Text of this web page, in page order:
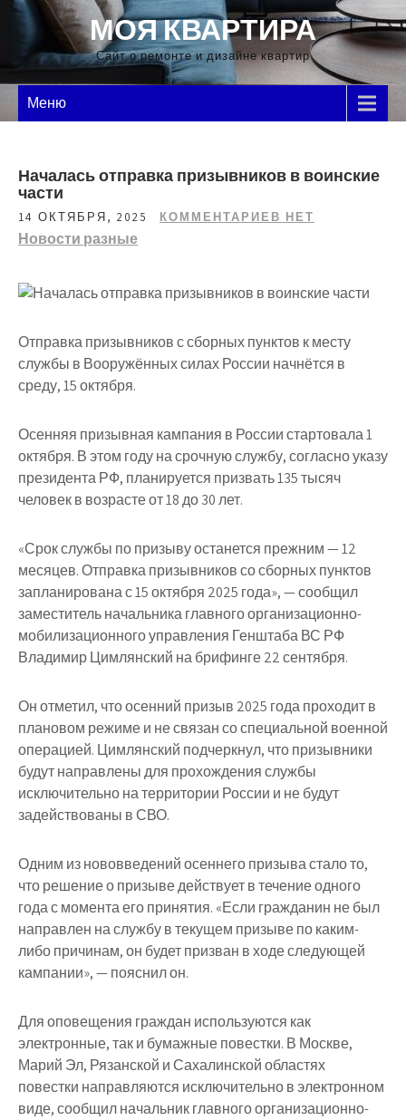
Перейти
содержимому
МОЯ КВАРТИРА
Сайт о ремонте и дизайне квартир
Меню
Началась отправка призывников в воинские
части
14 ОКТЯБРЯ, 2025 КОММЕНТАРИЕВ НЕТ
Новости разные
Отправка призывников с сборных пунктов к месту
службы в Вооружённых силах России начнётся в
среду, 15 октября.
Осенняя призывная кампания в России стартовала 1
октября. В этом году на срочную службу, согласно указу
президента РФ, планируется призвать 135 тысяч
человек в возрасте от 18 до 30 лет.
«Срок службы по призыву останется прежним — 12
месяцев. Отправка призывников со сборных пунктов
запланирована с 15 октября 2025 года», — сообщил
заместитель начальника главного организационно-
мобилизационного управления Генштаба ВС РФ
Владимир Цимлянский на брифинге 22 сентября.
Он отметил, что осенний призыв 2025 года проходит в
плановом режиме и не связан со специальной военной
операцией. Цимлянский подчеркнул, что призывники
будут направлены для прохождения службы
исключительно на территории России и не будут
задействованы в СВО.
Одним из нововведений осеннего призыва стало то,
что решение о призыве действует в течение одного
года с момента его принятия. «Если гражданин не был
направлен на службу в текущем призыве по каким-
либо причинам, он будет призван в ходе следующей
кампании», — пояснил он.
Для оповещения граждан используются как
электронные, так и бумажные повестки. В Москве,
Марий Эл, Рязанской и Сахалинской областях
повестки направляются исключительно в электронном
виде, сообщил начальник главного организационно-